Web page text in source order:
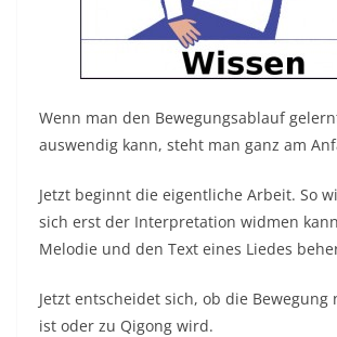
Wenn man den Bewegungsablauf
auswendig kann, steht man ganz am
Jetzt beginnt die eigentliche Arbeit. So
sich erst der Interpretation widmen
Melodie und den Text eines Liedes
Jetzt entscheidet sich, ob die Bewegung
ist oder zu Qigong wird.